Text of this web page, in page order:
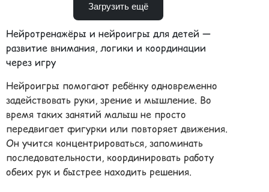
Загрузить ещё
Нейротренажёры и нейроигры для детей —
развитие внимания, логики и координации
через игру
Нейроигры помогают ребёнку одновременно
задействовать руки, зрение и мышление. Во
время таких занятий малыш не просто
передвигает фигурки или повторяет движения.
Он учится концентрироваться, запоминать
последовательности, координировать работу
обеих рук и быстрее находить решения.